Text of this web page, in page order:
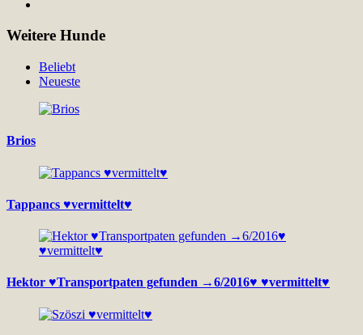
Weitere Hunde
Beliebt
Neueste
Brios
Tappancs ♥vermittelt♥
Hektor ♥Transportpaten gefunden →6/2016♥ ♥vermittelt♥